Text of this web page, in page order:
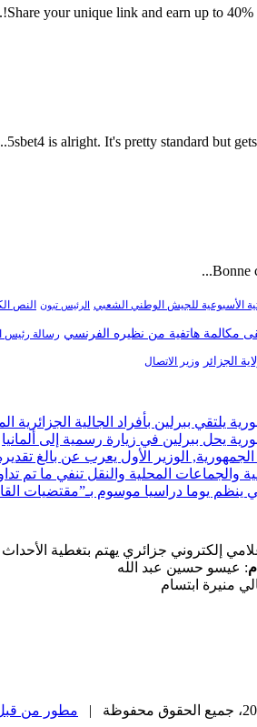
Share your unique link and earn up to 40%
5sbet4 is alright. It's pretty standard but gets
Bonne
الأسبوعية للجيش الوطني الشعبي الرئيس تبون النص
مكالمة هاتفية من نظيره الفرنسي رسالة رئيس
الجزائر وزير الاتصال
يلتقي ببرلين بأفراد الجالية الجزائرية
يحل ببرلين في زيارة رسمية إلى ألمانيا
الوزير الأول يعرب عن بالغ
والجماعات المحلية والنقل تنفي ما تم
ينظم يوما دراسيا موسوم بـ”مقتضيات
إلكتروني جزائري يهتم بتغطية
: عيسو حسين عبد الله
منيرة ابتسام
مطور من